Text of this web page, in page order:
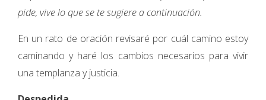
pide, vive lo que se te sugiere a continuación.
En un rato de oración revisaré por cuál camino estoy
caminando y haré los cambios necesarios para vivir
una templanza y justicia.